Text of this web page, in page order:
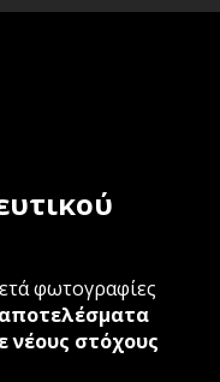
φωτογραφίες
νέους στόχους